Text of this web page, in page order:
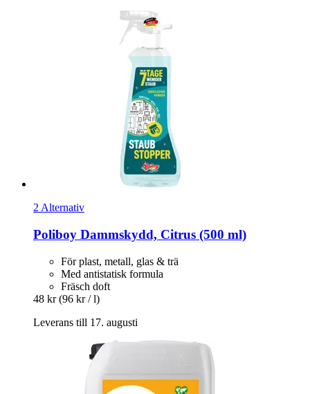
2 Alternativ
Poliboy Dammskydd, Citrus (500 ml)
För plast, metall, glas & trä
Med antistatisk formula
Fräsch doft
48 kr (96 kr / l)
Leverans till 17. augusti